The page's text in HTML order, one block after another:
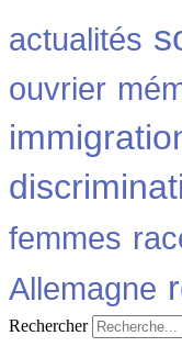
actualités
ouvrier
femmes
Allemagne
Rechercher